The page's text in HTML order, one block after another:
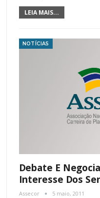
LEIA MAIS...
NOTÍCIAS
Debate E
Interesse Dos
Assecor 5 maio, 2011